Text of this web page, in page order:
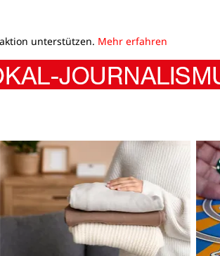
unterstützen. Mehr erfahren